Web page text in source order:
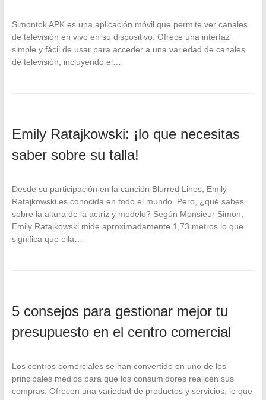
Simontok APK es una aplicación móvil que permite ver canales
de televisión en vivo en su dispositivo. Ofrece una interfaz
simple y fácil de usar para acceder a una variedad de canales
de televisión, incluyendo el…
Emily Ratajkowski: ¡lo que necesitas
saber sobre su talla!
Desde su participación en la canción Blurred Lines, Emily
Ratajkowski es conocida en todo el mundo. Pero, ¿qué sabes
sobre la altura de la actriz y modelo? Según Monsieur Simon,
Emily Ratajkowski mide aproximadamente 1,73 metros lo que
significa que ella…
5 consejos para gestionar mejor tu
presupuesto en el centro comercial
Los centros comerciales se han convertido en uno de los
principales medios para que los consumidores realicen sus
compras. Ofrecen una variedad de productos y servicios, lo que